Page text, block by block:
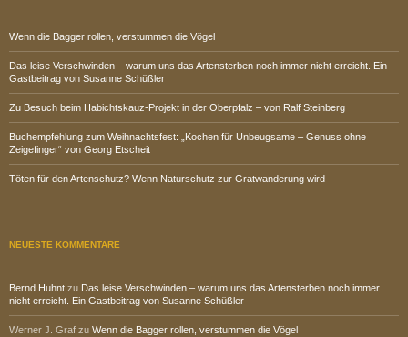
Wenn die Bagger rollen, verstummen die Vögel
Das leise Verschwinden – warum uns das Artensterben noch immer nicht erreicht. Ein
Gastbeitrag von Susanne Schüßler
Zu Besuch beim Habichtskauz-Projekt in der Oberpfalz – von Ralf Steinberg
Buchempfehlung zum Weihnachtsfest: „Kochen für Unbeugsame – Genuss ohne
Zeigefinger“ von Georg Etscheit
Töten für den Artenschutz? Wenn Naturschutz zur Gratwanderung wird
NEUESTE KOMMENTARE
Bernd Huhnt zu Das leise Verschwinden – warum uns das Artensterben noch immer
nicht erreicht. Ein Gastbeitrag von Susanne Schüßler
Werner J. Graf zu Wenn die Bagger rollen, verstummen die Vögel